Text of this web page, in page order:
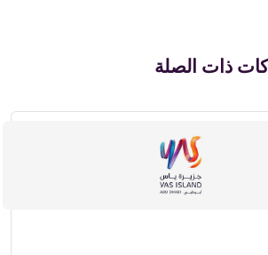
ذات الصلة